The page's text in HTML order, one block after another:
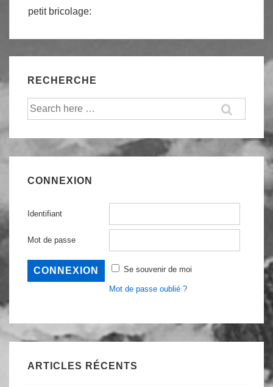
petit bricolage:
RECHERCHE
Recherche
CONNEXION
Identifiant
Mot de passe
Se souvenir de moi
Mot de passe oublié ?
ARTICLES RÉCENTS